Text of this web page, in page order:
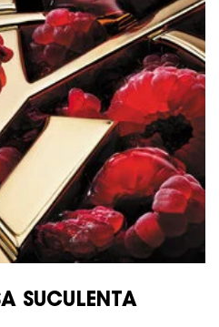
SUCULENTA